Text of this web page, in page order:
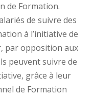
de Formation.
de suivre des
à l’initiative de
par opposition aux
peuvent suivre de
grâce à leur
de Formation